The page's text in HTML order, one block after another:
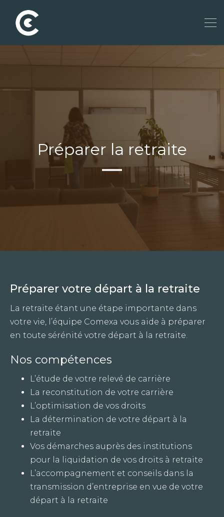
Préparer la retraite
Préparer votre départ à la retraite
La retraite étant une étape importante dans
votre vie, l’équipe Comexa vous aide à préparer
en toute sérénité votre départ à la retraite.
Nos compétences
L’étude de votre relevé de carrière
La reconstitution de votre carrière
L’optimisation de vos droits
La détermination de votre départ à la
retraite
Vos démarches auprès des institutions
pour la liquidation de vos droits à retraite
L’accompagnement et conseils dans la
transmission d’entreprise en vue de votre
départ à la retraite